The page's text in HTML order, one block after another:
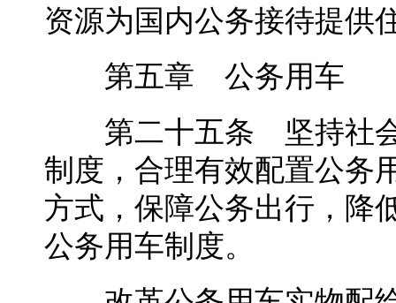
资源为国内公务接待提供
第五章 公务用车
第二十五条 坚持社会
制度，合理有效配置公务
方式，保障公务出行，降
公务用车制度。